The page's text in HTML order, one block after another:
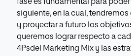
fase es fundamental para poder
siguiente, en la cual, tendremos
y proyectar a futuro los objetivos
queremos lograr respecto a cada
4Psdel Marketing Mix y las